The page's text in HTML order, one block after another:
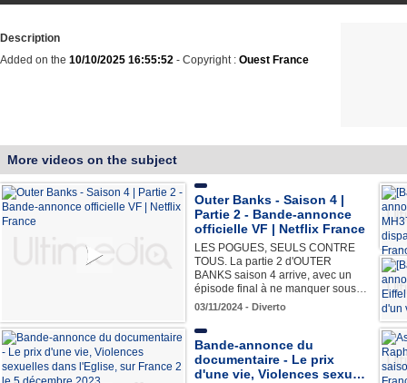
Description
Added on the 10/10/2025 16:55:52 - Copyright : Ouest France
More videos on the subject
Outer Banks - Saison 4 |
Partie 2 - Bande-annonce
officielle VF | Netflix France
LES POGUES, SEULS CONTRE
TOUS. La partie 2 d'OUTER
BANKS saison 4 arrive, avec un
épisode final à ne manquer sous…
03/11/2024 - Diverto
Bande-annonce du
documentaire - Le prix
d'une vie, Violences sexu…